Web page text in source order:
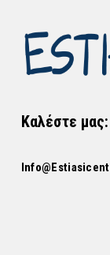
Καλέστε